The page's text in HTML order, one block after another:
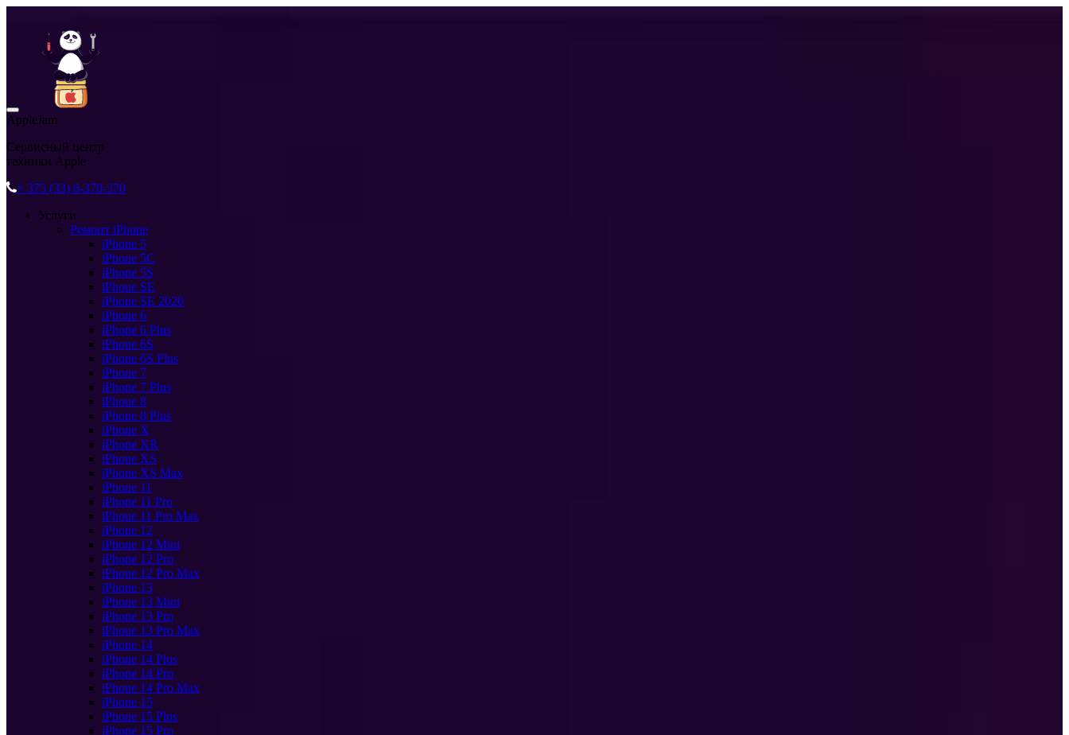
AppleJam
Сервисный центр
техники Apple
+ 375 (33) 6-370-370
Услуги
Ремонт iPhone
iPhone 5
iPhone 5C
iPhone 5S
iPhone SE
iPhone SE 2020
iPhone 6
iPhone 6 Plus
iPhone 6S
iPhone 6S Plus
iPhone 7
iPhone 7 Plus
iPhone 8
iPhone 8 Plus
iPhone X
iPhone XR
iPhone XS
iPhone XS Max
iPhone 11
iPhone 11 Pro
iPhone 11 Pro Max
iPhone 12
iPhone 12 Mini
iPhone 12 Pro
iPhone 12 Pro Max
iPhone 13
iPhone 13 Mini
iPhone 13 Pro
iPhone 13 Pro Max
iPhone 14
iPhone 14 Plus
iPhone 14 Pro
iPhone 14 Pro Max
iPhone 15
iPhone 15 Plus
iPhone 15 Pro